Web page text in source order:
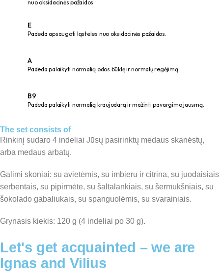
nuo oksidacinės pažaidos.
E
Padeda apsaugoti ląsteles nuo oksidacinės pažaidos.
A
Padeda palaikyti normalią odos būklę ir normalų regėjimą.
B9
Padeda palaikyti normalią kraujodarą ir mažinti pavargimo jausmą.
The set consists of
Rinkinį sudaro 4 indeliai Jūsų pasirinktų medaus skanėstų,
arba medaus arbatų.
Galimi skoniai: su avietėmis, su imbieru ir citrina, su juodaisiais
serbentais, su pipirmėte, su šaltalankiais, su šermukšniais, su
šokolado gabaliukais, su spanguolėmis, su svarainiais.
Grynasis kiekis: 120 g (4 indeliai po 30 g).
Let's get acquainted – we are
Ignas and Vilius